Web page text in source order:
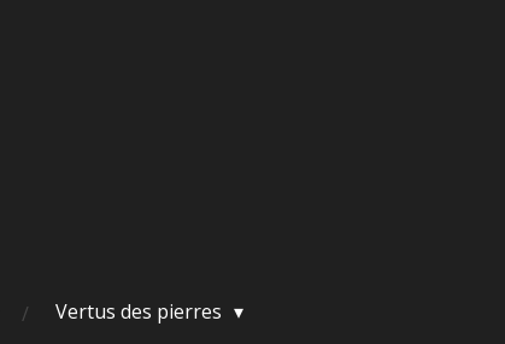
Vertus des pierres